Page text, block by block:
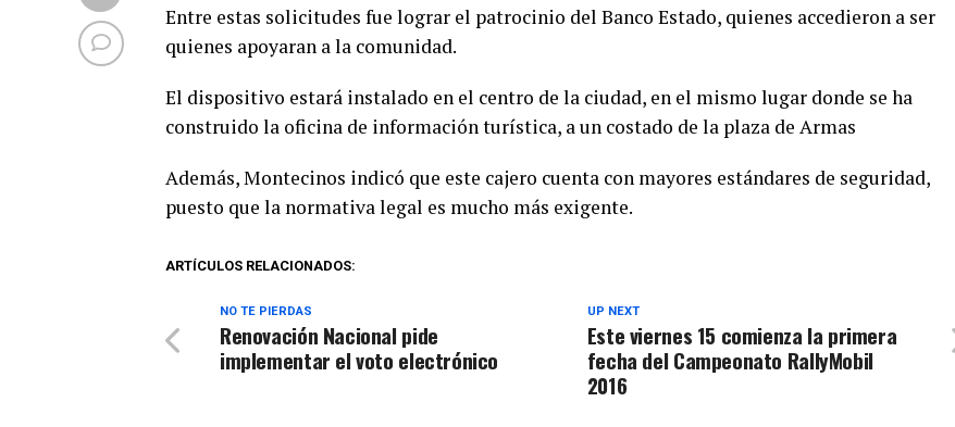
Entre estas solicitudes fue lograr el patrocinio del Banco Estado, quienes accedieron a ser
quienes apoyaran a la comunidad.
El dispositivo estará instalado en el centro de la ciudad, en el mismo lugar donde se ha
construido la oficina de información turística, a un costado de la plaza de Armas
Además, Montecinos indicó que este cajero cuenta con mayores estándares de seguridad,
puesto que la normativa legal es mucho más exigente.
ARTÍCULOS RELACIONADOS:
UP NEXT
Este viernes 15 comienza la primera
fecha del Campeonato RallyMobil
2016
NO TE PIERDAS
Renovación Nacional pide
implementar el voto electrónico